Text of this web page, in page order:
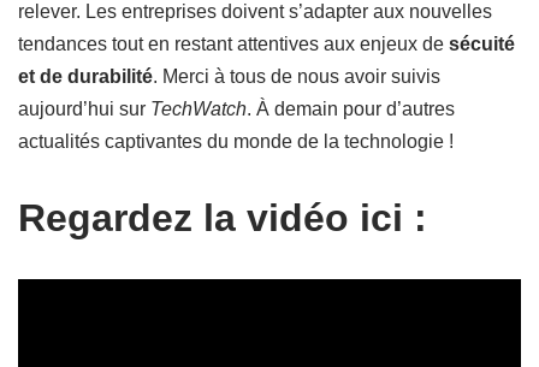
relever. Les entreprises doivent s’adapter aux nouvelles
tendances tout en restant attentives aux enjeux de sécuité
et de durabilité. Merci à tous de nous avoir suivis
aujourd’hui sur TechWatch. À demain pour d’autres
actualités captivantes du monde de la technologie !
Regardez la vidéo ici :